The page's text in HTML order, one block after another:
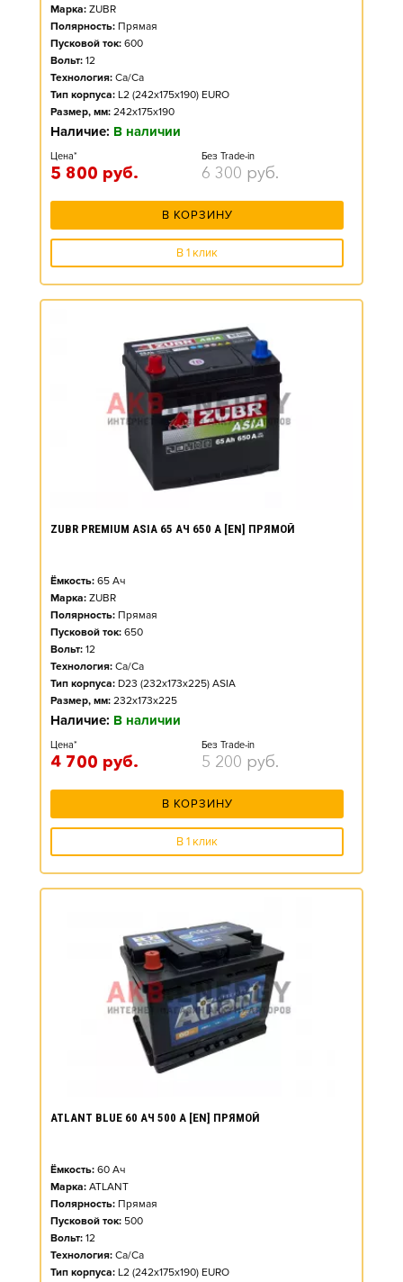
Марка: ZUBR
Полярность: Прямая
Пусковой ток: 600
Вольт: 12
Технология: Ca/Ca
Тип корпуса: L2 (242x175x190) EURO
Размер, мм: 242x175x190
Наличие: В наличии
Цена*
5 800 руб.
Без Trade-in
6 300 руб.
В КОРЗИНУ
В 1 клик
ZUBR PREMIUM ASIA 65 АЧ 650 А [EN] ПРЯМОЙ
Ёмкость: 65 Ач
Марка: ZUBR
Полярность: Прямая
Пусковой ток: 650
Вольт: 12
Технология: Ca/Ca
Тип корпуса: D23 (232x173x225) ASIA
Размер, мм: 232x173x225
Наличие: В наличии
Цена*
4 700 руб.
Без Trade-in
5 200 руб.
В КОРЗИНУ
В 1 клик
ATLANT BLUE 60 АЧ 500 А [EN] ПРЯМОЙ
Ёмкость: 60 Ач
Марка: ATLANT
Полярность: Прямая
Пусковой ток: 500
Вольт: 12
Технология: Ca/Ca
Тип корпуса: L2 (242x175x190) EURO